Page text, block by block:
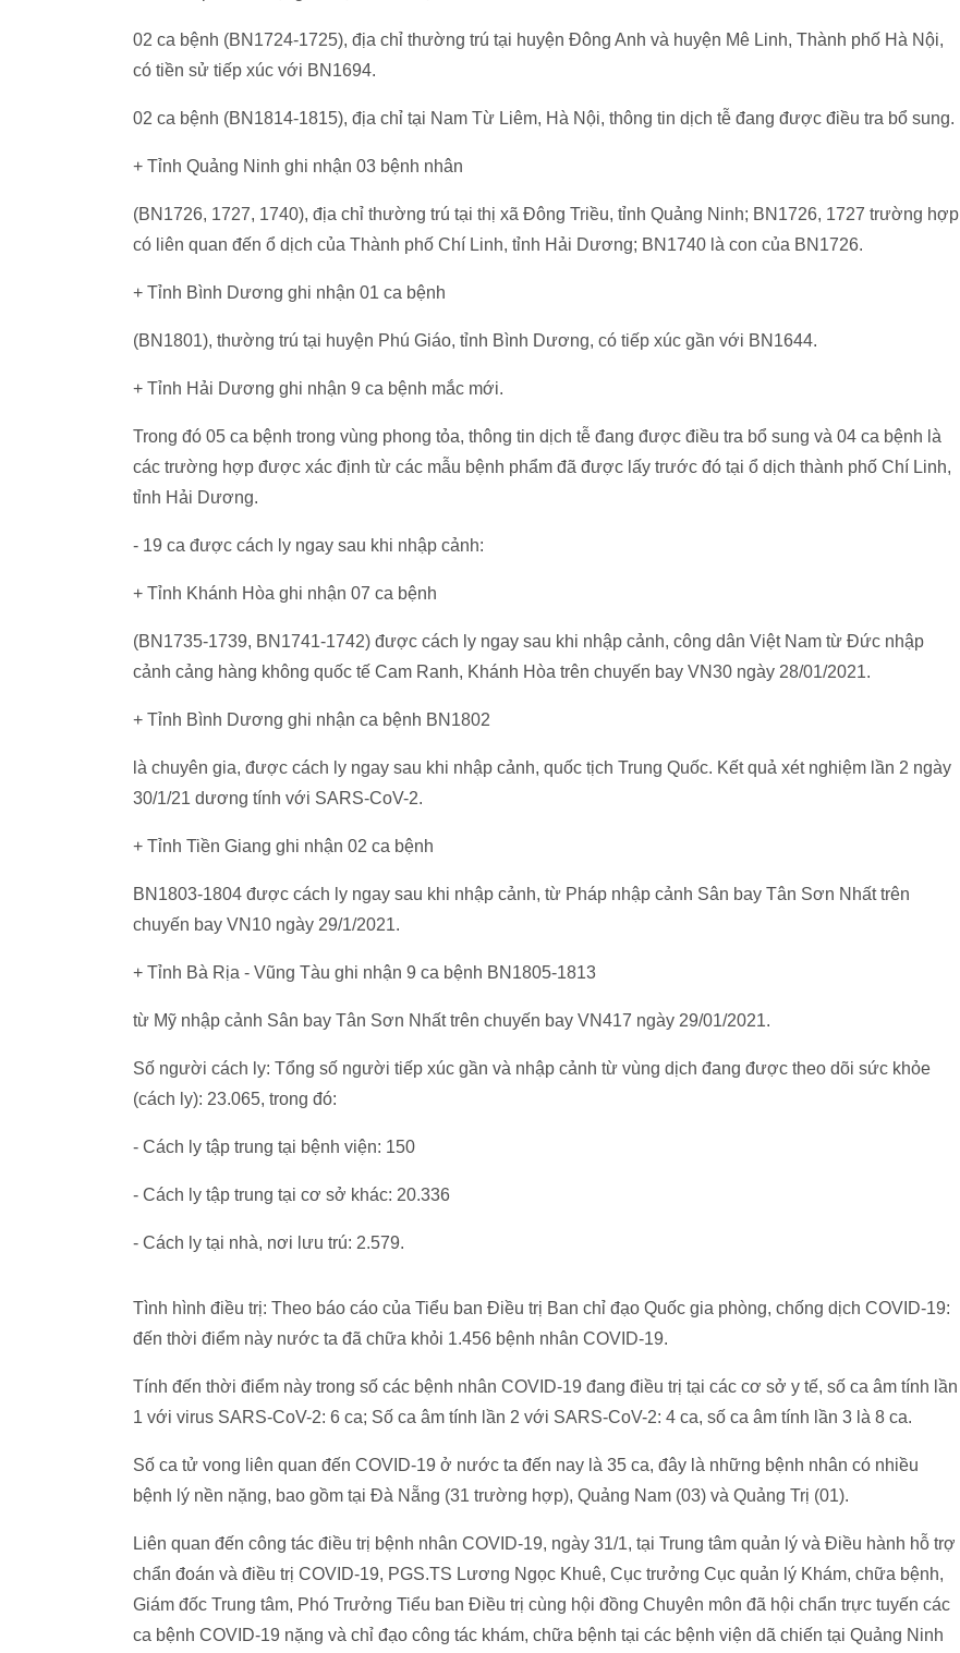
02 ca bệnh (BN1724-1725), địa chỉ thường trú tại huyện Đông Anh và huyện Mê Linh, Thành phố Hà Nội,
có tiền sử tiếp xúc với BN1694.
02 ca bệnh (BN1814-1815), địa chỉ tại Nam Từ Liêm, Hà Nội, thông tin dịch tễ đang được điều tra bổ sung.
+ Tỉnh Quảng Ninh ghi nhận 03 bệnh nhân
(BN1726, 1727, 1740), địa chỉ thường trú tại thị xã Đông Triều, tỉnh Quảng Ninh; BN1726, 1727 trường hợp
có liên quan đến ổ dịch của Thành phố Chí Linh, tỉnh Hải Dương; BN1740 là con của BN1726.
+ Tỉnh Bình Dương ghi nhận 01 ca bệnh
(BN1801), thường trú tại huyện Phú Giáo, tỉnh Bình Dương, có tiếp xúc gần với BN1644.
+ Tỉnh Hải Dương ghi nhận 9 ca bệnh mắc mới.
Trong đó 05 ca bệnh trong vùng phong tỏa, thông tin dịch tễ đang được điều tra bổ sung và 04 ca bệnh là
các trường hợp được xác định từ các mẫu bệnh phẩm đã được lấy trước đó tại ổ dịch thành phố Chí Linh,
tỉnh Hải Dương.
- 19 ca được cách ly ngay sau khi nhập cảnh:
+ Tỉnh Khánh Hòa ghi nhận 07 ca bệnh
(BN1735-1739, BN1741-1742) được cách ly ngay sau khi nhập cảnh, công dân Việt Nam từ Đức nhập
cảnh cảng hàng không quốc tế Cam Ranh, Khánh Hòa trên chuyến bay VN30 ngày 28/01/2021.
+ Tỉnh Bình Dương ghi nhận ca bệnh BN1802
là chuyên gia, được cách ly ngay sau khi nhập cảnh, quốc tịch Trung Quốc. Kết quả xét nghiệm lần 2 ngày
30/1/21 dương tính với SARS-CoV-2.
+ Tỉnh Tiền Giang ghi nhận 02 ca bệnh
BN1803-1804 được cách ly ngay sau khi nhập cảnh, từ Pháp nhập cảnh Sân bay Tân Sơn Nhất trên
chuyến bay VN10 ngày 29/1/2021.
+ Tỉnh Bà Rịa - Vũng Tàu ghi nhận 9 ca bệnh BN1805-1813
từ Mỹ nhập cảnh Sân bay Tân Sơn Nhất trên chuyến bay VN417 ngày 29/01/2021.
Số người cách ly: Tổng số người tiếp xúc gần và nhập cảnh từ vùng dịch đang được theo dõi sức khỏe
(cách ly): 23.065, trong đó:
- Cách ly tập trung tại bệnh viện: 150
- Cách ly tập trung tại cơ sở khác: 20.336
- Cách ly tại nhà, nơi lưu trú: 2.579.
Tình hình điều trị: Theo báo cáo của Tiểu ban Điều trị Ban chỉ đạo Quốc gia phòng, chống dịch COVID-19:
đến thời điểm này nước ta đã chữa khỏi 1.456 bệnh nhân COVID-19.
Tính đến thời điểm này trong số các bệnh nhân COVID-19 đang điều trị tại các cơ sở y tế, số ca âm tính lần
1 với virus SARS-CoV-2: 6 ca; Số ca âm tính lần 2 với SARS-CoV-2: 4 ca, số ca âm tính lần 3 là 8 ca.
Số ca tử vong liên quan đến COVID-19 ở nước ta đến nay là 35 ca, đây là những bệnh nhân có nhiều
bệnh lý nền nặng, bao gồm tại Đà Nẵng (31 trường hợp), Quảng Nam (03) và Quảng Trị (01).
Liên quan đến công tác điều trị bệnh nhân COVID-19, ngày 31/1, tại Trung tâm quản lý và Điều hành hỗ trợ
chẩn đoán và điều trị COVID-19, PGS.TS Lương Ngọc Khuê, Cục trưởng Cục quản lý Khám, chữa bệnh,
Giám đốc Trung tâm, Phó Trưởng Tiểu ban Điều trị cùng hội đồng Chuyên môn đã hội chẩn trực tuyến các
ca bệnh COVID-19 nặng và chỉ đạo công tác khám, chữa bệnh tại các bệnh viện dã chiến tại Quảng Ninh